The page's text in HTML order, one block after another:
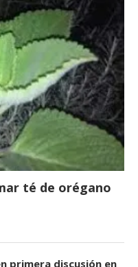
té de orégano
primera discusión en